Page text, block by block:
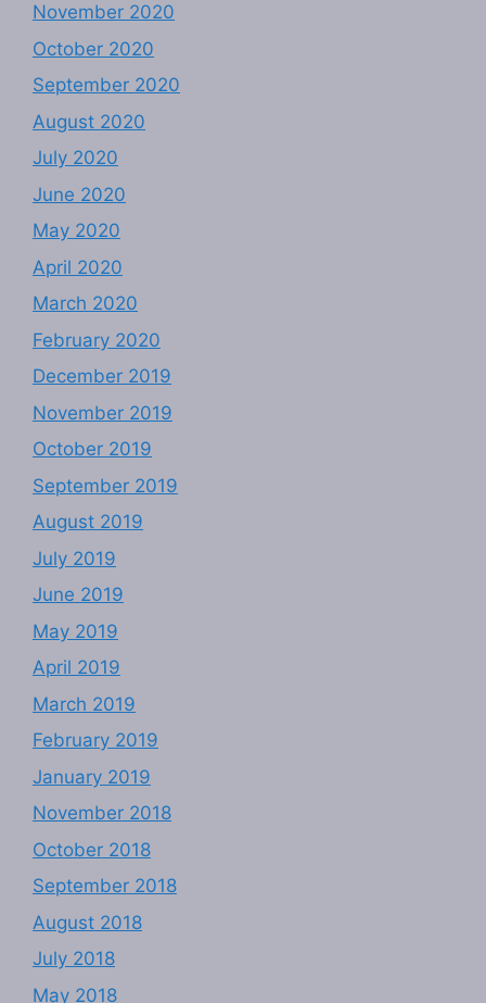
November 2020
October 2020
September 2020
August 2020
July 2020
June 2020
May 2020
April 2020
March 2020
February 2020
December 2019
November 2019
October 2019
September 2019
August 2019
July 2019
June 2019
May 2019
April 2019
March 2019
February 2019
January 2019
November 2018
October 2018
September 2018
August 2018
July 2018
May 2018